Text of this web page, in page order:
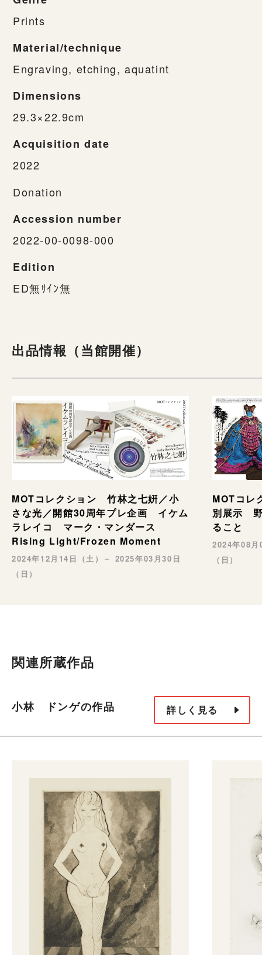
Prints
Material/technique
Engraving, etching, aquatint
Dimensions
29.3×22.9cm
Acquisition date
2022
Donation
Accession number
2022-00-0098-000
Edition
ED無ｻｲﾝ無
出品情報（当館開催）
MOTコレクション 竹林之七姸／小
さな光／開館30周年プレ企画 イケム
ラレイコ マーク・マンダース
Rising Light/Frozen Moment
2024年12月14日（土）－ 2025年03月30日
（日）
MOTコレ
別展示
ること
2024年08
（日）
関連所蔵作品
小林 ドンゲの作品 詳しく見る